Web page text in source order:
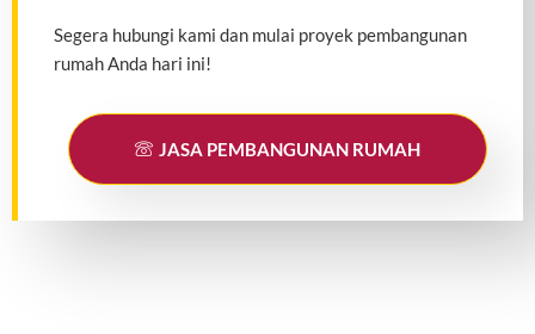
Segera hubungi kami dan mulai proyek pembangunan
rumah Anda hari ini!
JASA PEMBANGUNAN RUMAH